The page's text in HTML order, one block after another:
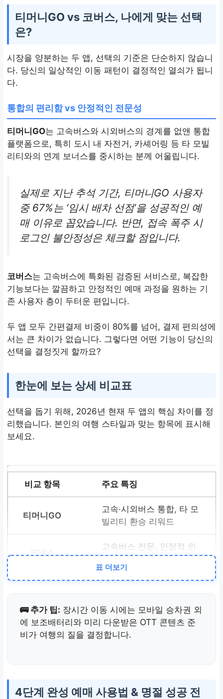
티머니GO vs 코버스, 나에게 맞는 선택
은?
시장을 양분하는 두 앱, 선택의 기준은 단순하지 않습니
다. 당신의 일상적인 이동 패턴이 결정적인 열쇠가 됩니
다.
통합의 편리함 vs 안정적인 전문성
티머니GO는 고속버스와 시외버스의 경계를 없앤 통합
플랫폼으로, 특히 도시 내 자전거, 카셰어링 등 타 모빌
리티와의 연계 보너스를 중시하는 분께 어울립니다.
실제로 지난 추석 기간, 티머니GO 사용자
중 67%는 ‘임시 배차 선점’을 성공적인 예
매 이유로 꼽았습니다. 반면, 접속 폭주 시
로그인 불안정성은 체크할 점입니다.
코버스는 고속버스에 특화된 검증된 서비스로, 복잡한
기능보다는 깔끔하고 안정적인 예매 과정을 원하는 기
존 사용자 층이 두터운 편입니다.
두 앱 모두 간편결제 비중이 80%를 넘어, 결제 편의성에
서는 큰 차이가 없습니다. 그렇다면 어떤 기능이 당신의
선택을 결정짓게 할까요?
한눈에 보는 상세 비교표
선택을 돕기 위해, 2026년 현재 두 앱의 핵심 차이를 정
리했습니다. 본인의 여행 스타일과 맞는 항목에 표시해
보세요.
주요 특징
고속·시외버스 통합, 타 모
빌리티 환승 리워드
고속버스 전문, 안정적 인
터페이스
임시배차 앱 선반영 (5~10
분)
표 더보기
🚌 추가 팁: 장시간 이동 시에는 모바일 승차권 외
에 보조배터리와 미리 다운받은 OTT 콘텐츠 준
비가 여행의 질을 결정합니다.
4단계 완성 예매 사용법 & 명절 성공 전